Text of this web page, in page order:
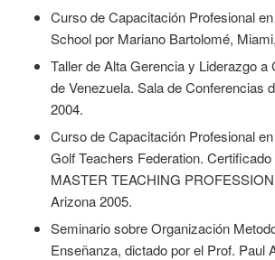
Curso de Capacitación Profesional
School por Mariano Bartolomé,
Taller de Alta Gerencia y Liderazgo a
de Venezuela. Sala de Conferencias
2004.
Curso de Capacitación Profesional
Golf Teachers Federation. Certificado
MASTER TEACHING
Arizona 2005.
Seminario sobre Organización
Enseñanza, dictado por el Prof. Paul